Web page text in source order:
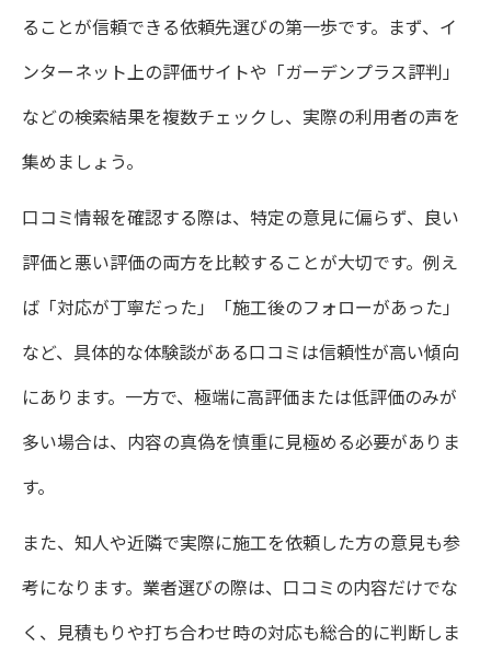
造園でおしゃれな外構を実現する業者の特
長
外構施工例が豊富な造園業者の選び方ガイ
ド
デザイン力が光る造園業者を見極めるポイ
ント
造園と調和する素材選びと業者選定の秘訣
ガーデンプラスの提案力と造園デザイン事
例
安心して依頼できる造園業者を見極める視点
ト
口コミや評判が良い造園業者の選定基準
ることが信頼できる依頼先選びの第一歩です。まず、イ
ンターネット上の評価サイトや「ガーデンプラス評判」
などの検索結果を複数チェックし、実際の利用者の声を
集めましょう。
口コミ情報を確認する際は、特定の意見に偏らず、良い
評価と悪い評価の両方を比較することが大切です。例え
ば「対応が丁寧だった」「施工後のフォローがあった」
など、具体的な体験談がある口コミは信頼性が高い傾向
にあります。一方で、極端に高評価または低評価のみが
多い場合は、内容の真偽を慎重に見極める必要がありま
す。
また、知人や近隣で実際に施工を依頼した方の意見も参
考になります。業者選びの際は、口コミの内容だけでな
く、見積もりや打ち合わせ時の対応も総合的に判断しま